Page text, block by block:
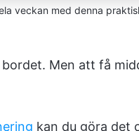
veckan med denna
Men att få
kan du göra det